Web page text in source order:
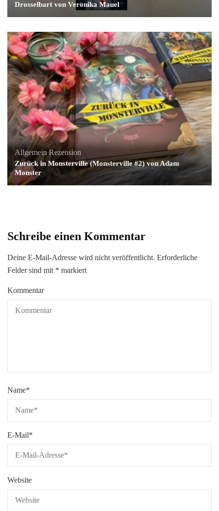
Drosselbart von Veronika Mauel
Allgemein Rezension
Zurück in Monsterville (Monsterville #2) von Adam
Monster
Schreibe einen Kommentar
Deine E-Mail-Adresse wird nicht veröffentlicht. Erforderliche
Felder sind mit * markiert
Kommentar
Name*
E-Mail*
Website